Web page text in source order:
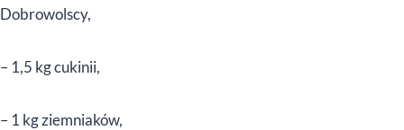
Dobrowolscy,
– 1,5 kg cukinii,
– 1 kg ziemniaków,